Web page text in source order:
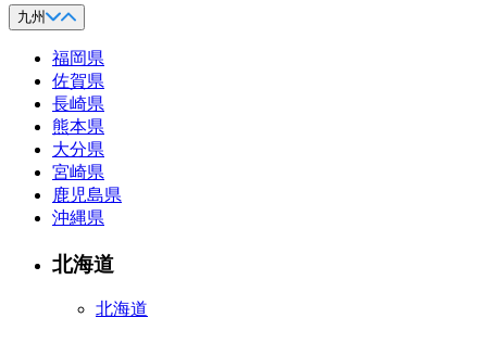
九州
福岡県
佐賀県
長崎県
熊本県
大分県
宮崎県
鹿児島県
沖縄県
北海道
北海道